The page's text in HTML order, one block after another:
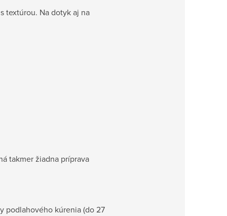
textúrou. Na dotyk aj na
takmer žiadna príprava
podlahového kúrenia (do 27